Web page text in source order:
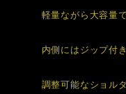
軽量ながら大容量
内側にはジップ付
調整可能なショル